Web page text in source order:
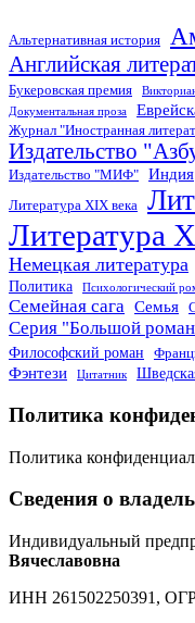
Альтернативная история
Английская
Букеровская премия
Документальная проза
Журнал "Иностранная
Издательство
Издательство "МИФ" Индия
Литература XIX века
Литература
Немецкая литература
Политика
Психологический
Семейная сага Семья
Серия "Большой
Философский роман
Фэнтези Цитатник
Политика
Политика
Сведения о
Индивидуальный
Вячеславовна
ИНН 261502250391,